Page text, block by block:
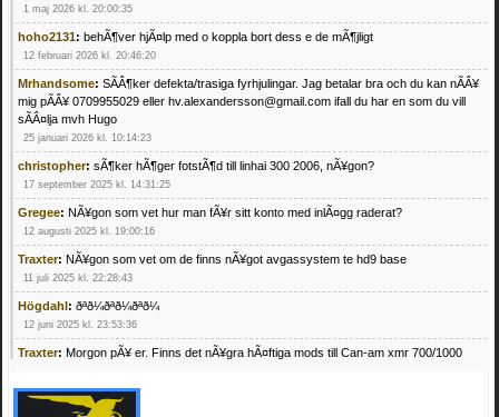
1 maj 2026 kl. 20:00:35
hoho2131: behÃ¶ver hjÃ¤lp med o koppla bort dess e de mÃ¶jligt
12 februari 2026 kl. 20:46:20
Mrhandsome: SÃÂ¶ker defekta/trasiga fyrhjulingar. Jag betalar bra och du kan nÃÂ¥
mig pÃÂ¥ 0709955029 eller hv.alexandersson@gmail.com ifall du har en som du vill
sÃÂ¤lja mvh Hugo
25 januari 2026 kl. 10:14:23
christopher: sÃ¶ker hÃ¶ger fotstÃ¶d till linhai 300 2006, nÃ¥gon?
17 september 2025 kl. 14:31:25
Gregee: NÃ¥gon som vet hur man fÃ¥r sitt konto med inlÃ¤gg raderat?
12 augusti 2025 kl. 19:00:16
Traxter: NÃ¥gon som vet om de finns nÃ¥got avgassystem te hd9 base
11 juli 2025 kl. 22:28:43
Högdahl: ðªð¼ðªð¼ðªð¼
12 juni 2025 kl. 23:53:36
Traxter: Morgon pÃ¥ er. Finns det nÃ¥gra hÃ¤ftiga mods till Can-am xmr 700/1000
Mrhandsome:SÃ¶ker defekta/trasiga fyrhjulingar. Jag betalar bra och du kan nÃ¥ mig